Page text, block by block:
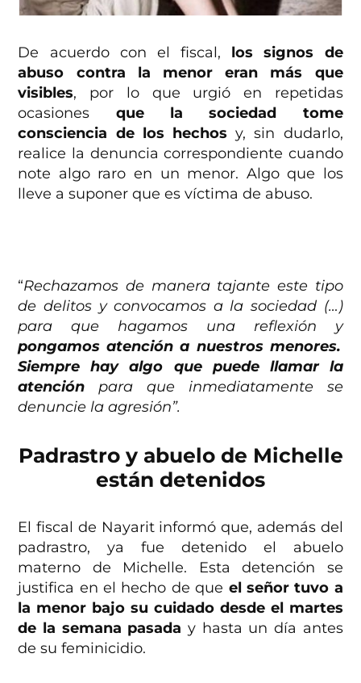
De acuerdo con el fiscal, los signos de
abuso contra la menor eran más que
visibles, por lo que urgió en repetidas
ocasiones que la sociedad tome
consciencia de los hechos y, sin dudarlo,
realice la denuncia correspondiente cuando
note algo raro en un menor. Algo que los
lleve a suponer que es víctima de abuso.
“Rechazamos de manera tajante este tipo
de delitos y convocamos a la sociedad (…)
para que hagamos una reflexión y
pongamos atención a nuestros menores.
Siempre hay algo que puede llamar la
atención para que inmediatamente se
denuncie la agresión”.
Padrastro y abuelo de Michelle
están detenidos
El fiscal de Nayarit informó que, además del
padrastro, ya fue detenido el abuelo
materno de Michelle. Esta detención se
justifica en el hecho de que el señor tuvo a
la menor bajo su cuidado desde el martes
de la semana pasada y hasta un día antes
de su feminicidio.